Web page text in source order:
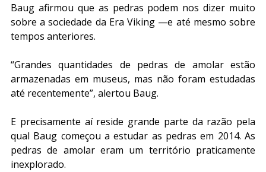
Baug afirmou que as pedras podem nos dizer muito
sobre a sociedade da Era Viking —e até mesmo sobre
tempos anteriores.
“Grandes quantidades de pedras de amolar estão
armazenadas em museus, mas não foram estudadas
até recentemente”, alertou Baug.
E precisamente aí reside grande parte da razão pela
qual Baug começou a estudar as pedras em 2014. As
pedras de amolar eram um território praticamente
inexplorado.